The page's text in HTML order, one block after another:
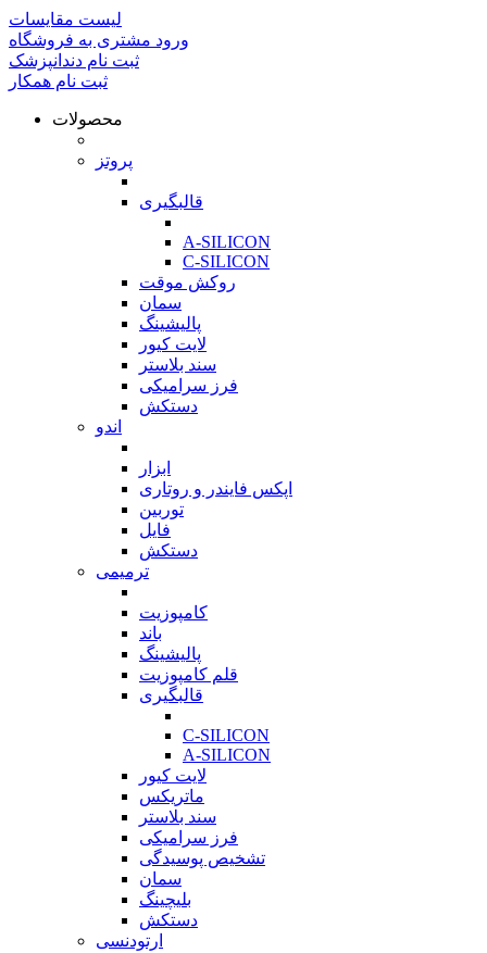
لیست مقایسات
ورود مشتری به فروشگاه
ثبت نام دندانپزشک
ثبت نام همکار
محصولات
پروتز
قالبگیری
A-SILICON
C-SILICON
روکش موقت
سمان
پالیشینگ
لایت کیور
سند بلاستر
فرز سرامیکی
دستکش
اندو
ابزار
اپکس فایندر و روتاری
توربین
فایل
دستکش
ترمیمی
کامپوزیت
باند
پالیشینگ
قلم کامپوزیت
قالبگیری
C-SILICON
A-SILICON
لایت کیور
ماتریکس
سند بلاستر
فرز سرامیکی
تشخیص پوسیدگی
سمان
بلیچینگ
دستکش
ارتودنسی